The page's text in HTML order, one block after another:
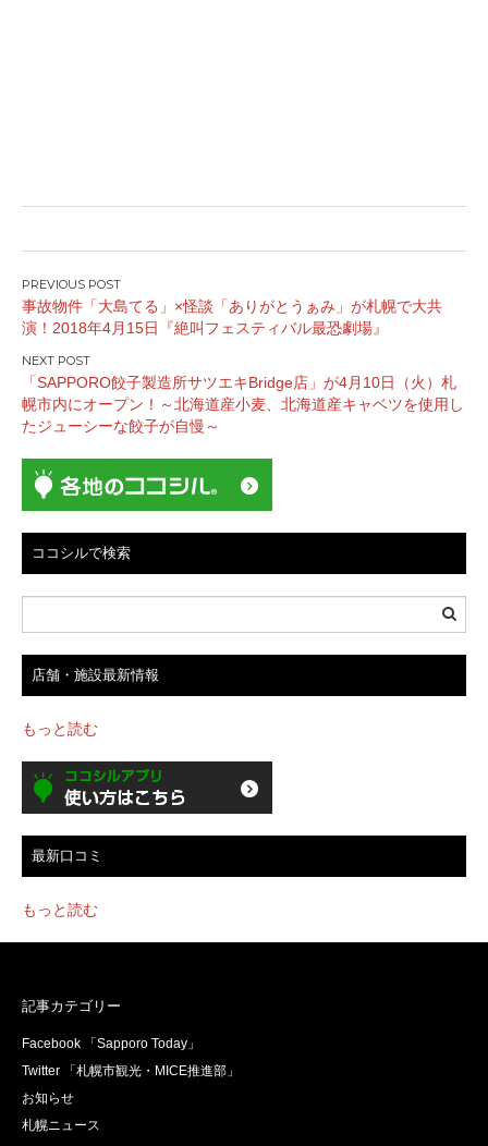
投
稿
ナ
ビ
ゲ
ー
シ
ョ
ン
事故物件「大島てる」×怪談「ありがとうぁみ」が札幌で大共
演！2018年4月15日『絶叫フェスティバル最恐劇場』
「SAPPORO餃子製造所サツエキBridge店」が4月10日（火）札
幌市内にオープン！～北海道産小麦、北海道産キャベツを使用し
たジューシーな餃子が自慢～
ココシルで検索
店舗・施設最新情報
もっと読む
最新口コミ
もっと読む
記事カテゴリー
Facebook 「Sapporo Today」
Twitter 「札幌市観光・MICE推進部」
お知らせ
札幌ニュース